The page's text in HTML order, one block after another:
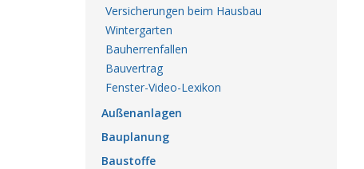
Versicherungen beim Hausbau
Wintergarten
Bauherrenfallen
Bauvertrag
Fenster-Video-Lexikon
Außenanlagen
Bauplanung
Baustoffe